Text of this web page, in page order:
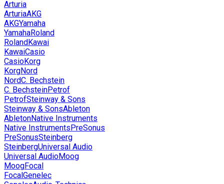
Arturia
ArturiaAKG
AKGYamaha
YamahaRoland
RolandKawai
KawaiCasio
CasioKorg
KorgNord
NordC. Bechstein
C. BechsteinPetrof
PetrofSteinway & Sons
Steinway & SonsAbleton
AbletonNative Instruments
Native InstrumentsPreSonus
PreSonusSteinberg
SteinbergUniversal Audio
Universal AudioMoog
MoogFocal
FocalGenelec